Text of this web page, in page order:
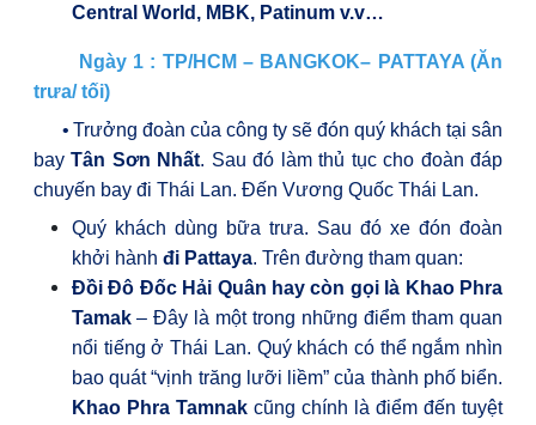
Central World, MBK, Patinum v.v…
Ngày 1 : TP/HCM – BANGKOK– PATTAYA (Ăn
trưa/ tối)
• Trưởng đoàn của công ty sẽ đón quý khách tại sân
bayTân Sơn Nhất. Sau đó làm thủ tục cho đoàn đáp
chuyến bay đi Thái Lan. Đến Vương Quốc Thái Lan.
Quý khách dùng bữa trưa. Sau đó xe đón đoàn
khởi hành đi Pattaya. Trên đường tham quan:
Đồi Đô Đốc Hải Quân hay còn gọi là Khao Phra
Tamak – Đây là một trong những điểm tham quan
nổi tiếng ở Thái Lan. Quý khách có thể ngắm nhìn
bao quát “vịnh trăng lưỡi liềm” của thành phố biển.
Khao Phra Tamnak cũng chính là điểm đến tuyệt